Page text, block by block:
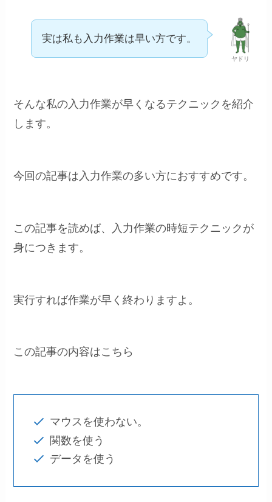
ヤドリ
実は私も入力作業は早い方です。
そんな私の入力作業が早くなるテクニックを紹介
します。
今回の記事は入力作業の多い方におすすめです。
この記事を読めば、入力作業の時短テクニックが
身につきます。
実行すれば作業が早く終わりますよ。
この記事の内容はこちら
マウスを使わない。
関数を使う
データを使う